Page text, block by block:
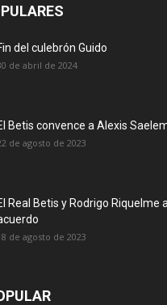
del culebrón Guido
de abril de 2024
Betis convence a Alexis
de agosto de 2023
Real Betis y Rodrigo Riquelme
de agosto de 2023